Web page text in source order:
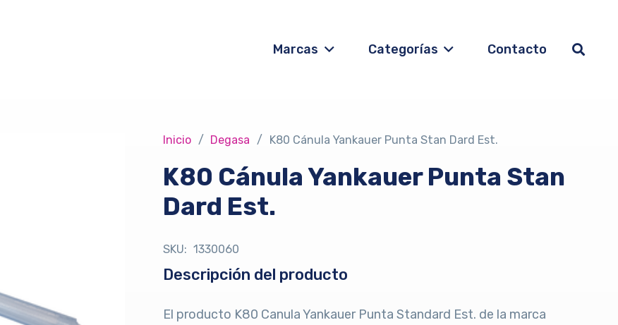
Marcas Categorías Contacto
Inicio / Degasa / K80 Cánula Yankauer Punta Stan Dard Est.
K80 Cánula Yankauer Punta Stan
Dard Est.
SKU: 1330060
Descripción del producto
El producto K80 Canula Yankauer Punta Standard Est. de la marca